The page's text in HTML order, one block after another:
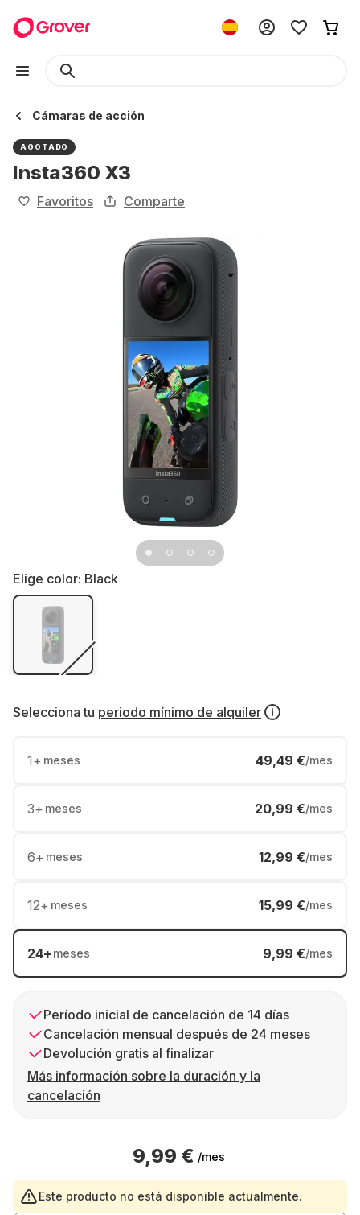
Cámaras de acción
AGOTADO
Insta360 X3
Favoritos Comparte
Elige color: Black
Selecciona tu periodo mínimo de alquiler
1+ meses 49,49 €/mes
3+ meses 20,99 €/mes
6+ meses 12,99 €/mes
12+ meses 15,99 €/mes
24+ meses 9,99 €/mes
Período inicial de cancelación de 14 días
Cancelación mensual después de 24 meses
Devolución gratis al finalizar
Más información sobre la duración y la
cancelación
9,99 € /mes
Este producto no está disponible actualmente.